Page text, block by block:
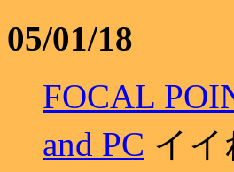
05/01/18
FOCAL
and PC イイ